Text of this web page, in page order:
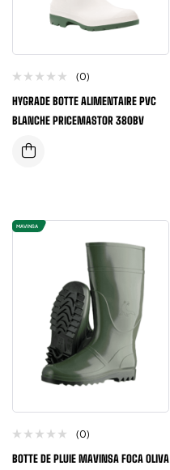
(0)
HYGRADE BOTTE ALIMENTAIRE PVC
BLANCHE PRICEMASTOR 380BV
MAVINSA
(0)
BOTTE DE PLUIE MAVINSA FOCA OLIVA